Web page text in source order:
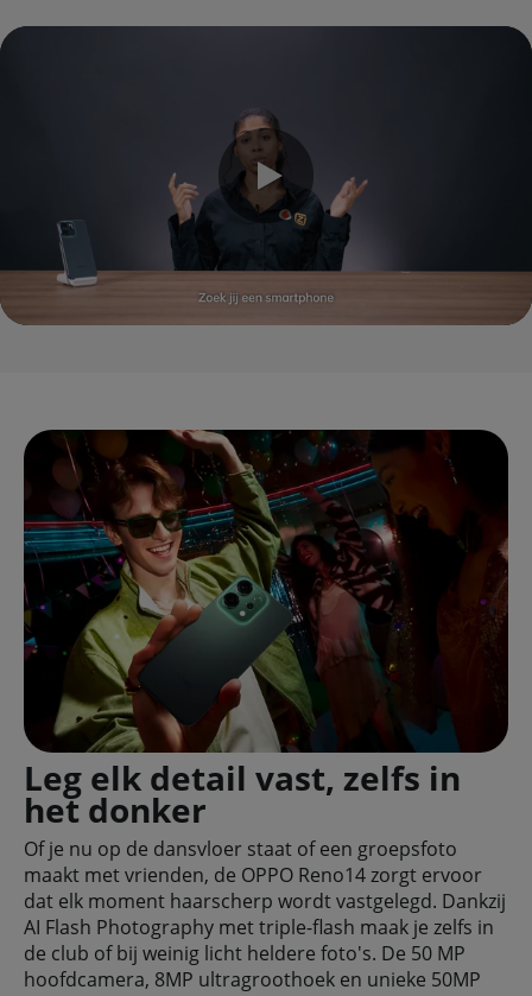
Leg elk detail vast, zelfs in
het donker
Of je nu op de dansvloer staat of een groepsfoto
maakt met vrienden, de OPPO Reno14 zorgt ervoor
dat elk moment haarscherp wordt vastgelegd. Dankzij
AI Flash Photography met triple-flash maak je zelfs in
de club of bij weinig licht heldere foto's. De 50 MP
hoofdcamera, 8MP ultragroothoek en unieke 50MP